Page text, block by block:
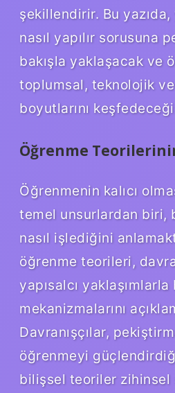
şekillendirir. Bu yazıda,
nasıl yapılır sorusuna
bakışla yaklaşacak ve
toplumsal, teknolojik
boyutlarını
Öğrenme
Öğrenmenin kalıcı
temel unsurlardan biri,
nasıl işlediğini
öğrenme teorileri,
yapısalcı
mekanizmalarını
Davranışçılar,
öğrenmeyi
bilişsel teoriler zihinsel